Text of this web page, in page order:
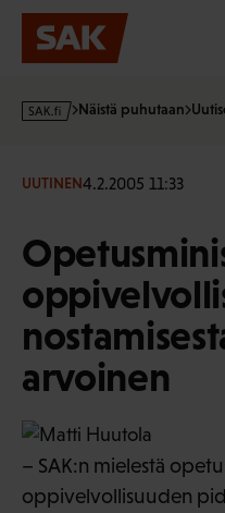
Hyppää
sisältöön
s
·
Näistä puhutaan
UUTINEN4.2.2005 11:33
arvoinen
– SAK:n mielestä
oppivelvollisuuden